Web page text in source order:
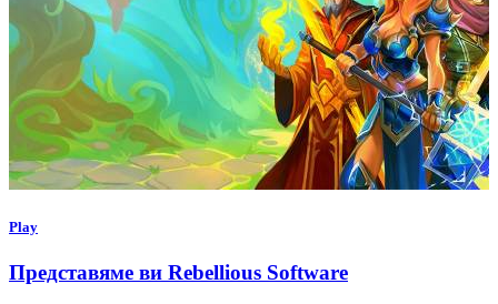
Play
Представяме ви Rebellious Software